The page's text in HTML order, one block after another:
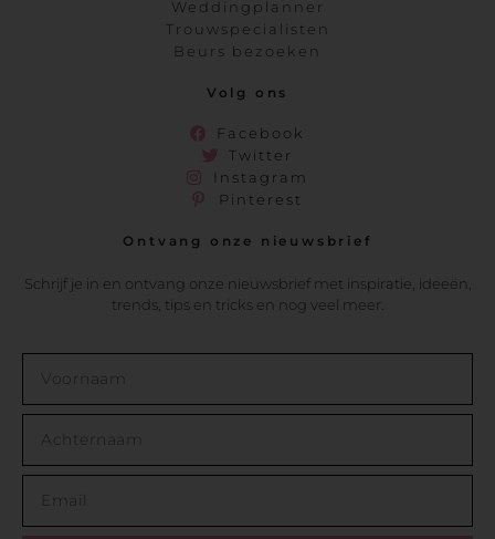
Weddingplanner
Trouwspecialisten
Beurs bezoeken
Volg ons
Facebook
Twitter
Instagram
Pinterest
Ontvang onze nieuwsbrief
Schrijf je in en ontvang onze nieuwsbrief met inspiratie, ideeën,
trends, tips en tricks en nog veel meer.